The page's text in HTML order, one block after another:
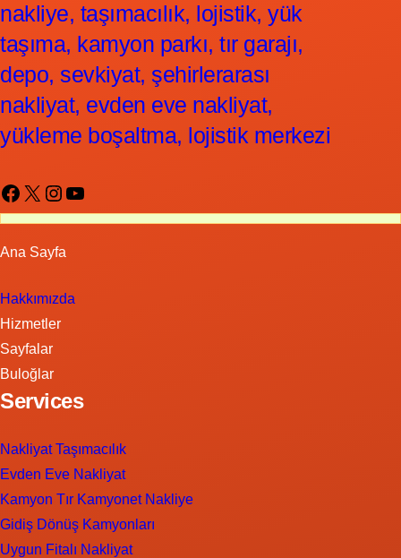
nakliye, taşımacılık, lojistik, yük
taşıma, kamyon parkı, tır garajı,
depo, sevkiyat, şehirlerarası
nakliyat, evden eve nakliyat,
yükleme boşaltma, lojistik merkezi
Facebook X Instagram YouTube
Ana Sayfa
Hakkımızda
Hizmetler
Sayfalar
Buloğlar
Services
Nakliyat Taşımacılık
Evden Eve Nakliyat
Kamyon Tır Kamyonet Nakliye
Gidiş Dönüş Kamyonları
Uygun Fitalı Nakliyat